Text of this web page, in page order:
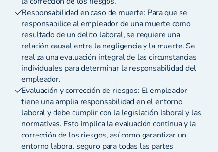
Responsabilidad en caso de muerte: Para que se
responsabilice al empleador de una muerte como
resultado de un delito laboral, se requiere una
relación causal entre la negligencia y la muerte. Se
realiza una evaluación integral de las circunstancias
individuales para determinar la responsabilidad del
empleador.
Evaluación y corrección de riesgos: El empleador
tiene una amplia responsabilidad en el entorno
laboral y debe cumplir con la legislación laboral y las
normativas. Esto implica la evaluación continua y la
corrección de los riesgos, así como garantizar un
entorno laboral seguro para todas las partes